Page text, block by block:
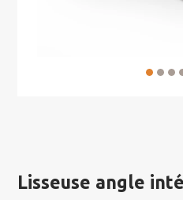
Lisseuse angle